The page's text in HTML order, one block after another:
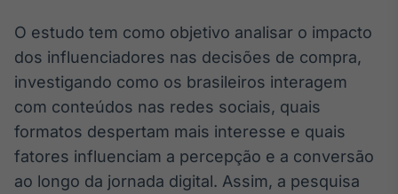
dados
Ticker
Cotações e
headlines de
O estudo tem como objetivo analisar o impacto
dos influenciadores nas decisões de compra,
investigando como os brasileiros interagem
com conteúdos nas redes sociais, quais
formatos despertam mais interesse e quais
fatores influenciam a percepção e a conversão
ao longo da jornada digital. Assim, a pesquisa